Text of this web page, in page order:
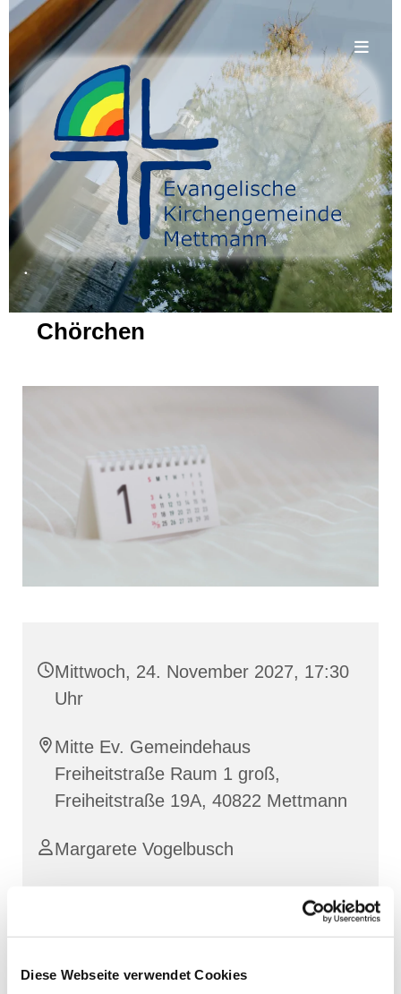
Diese Webseite verwendet Cookies
.
Chörchen
Mittwoch, 24. November 2027, 17:30
Uhr
Mitte Ev. Gemeindehaus
Freiheitstraße Raum 1 groß,
Freiheitstraße 19A, 40822 Mettmann
Margarete Vogelbusch